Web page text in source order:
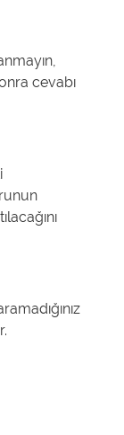
cevabı